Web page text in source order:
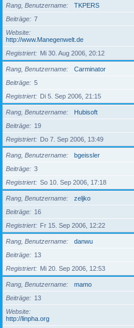
Rang, Benutzername
TKPERS
Beiträge
7
Website
http://www.Manegenwelt.de
Registriert
Mi 30. Aug 2006, 20:12
Rang, Benutzername
Carminator
Beiträge
5
Registriert
Di 5. Sep 2006, 21:15
Rang, Benutzername
Hubisoft
Beiträge
19
Registriert
Do 7. Sep 2006, 13:49
Rang, Benutzername
bgeissler
Beiträge
3
Registriert
So 10. Sep 2006, 17:18
Rang, Benutzername
zeljko
Beiträge
16
Registriert
Fr 15. Sep 2006, 12:22
Rang, Benutzername
danwu
Beiträge
13
Registriert
Mi 20. Sep 2006, 12:53
Rang, Benutzername
mamo
Beiträge
13
Website
http://linpha.org